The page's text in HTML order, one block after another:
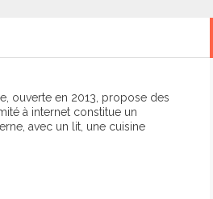
ouverte en 2013, propose des
à internet constitue un
avec un lit, une cuisine